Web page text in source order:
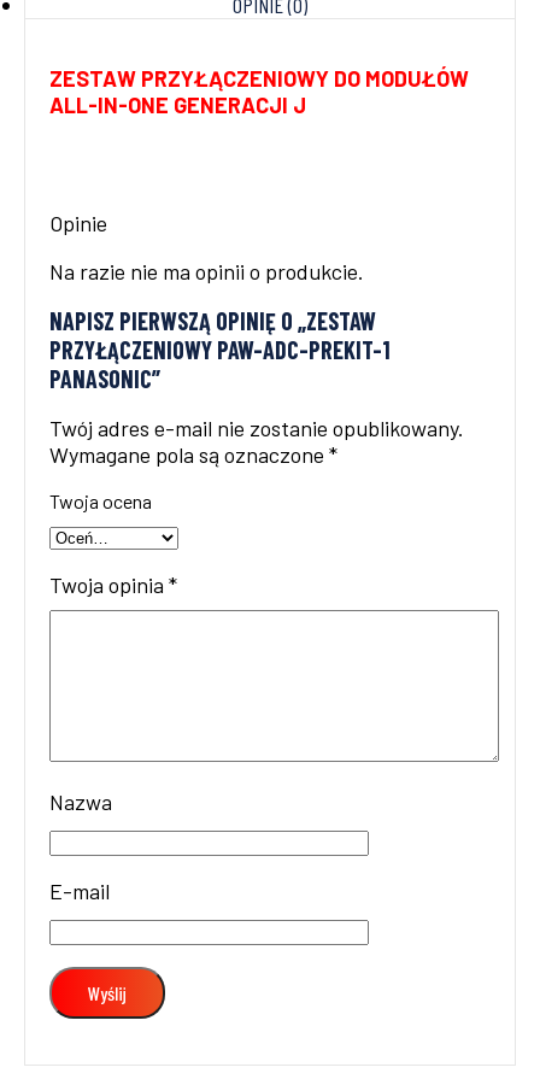
ZESTAW PRZYŁĄCZENIOWY DO MODUŁÓW
ALL-IN-ONE GENERACJI J
Opinie
Na razie nie ma opinii o produkcie.
NAPISZ PIERWSZĄ OPINIĘ O „ZESTAW
PRZYŁĄCZENIOWY PAW-ADC-PREKIT-1
PANASONIC”
Twój adres e-mail nie zostanie opublikowany.
Wymagane pola są oznaczone *
Twoja ocena
Twoja opinia *
Nazwa
E-mail